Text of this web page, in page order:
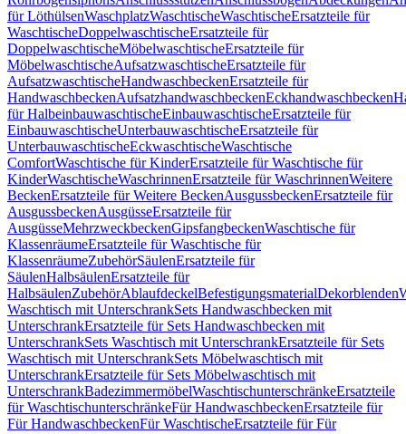
für LöthülsenWaschplatzWaschtischeWaschtischeErsatzteile für
WaschtischeDoppelwaschtischeErsatzteile für
DoppelwaschtischeMöbelwaschtischeErsatzteile für
MöbelwaschtischeAufsatzwaschtischeErsatzteile für
AufsatzwaschtischeHandwaschbeckenErsatzteile für
HandwaschbeckenAufsatzhandwaschbeckenEckhandwaschbecken
für HalbeinbauwaschtischeEinbauwaschtischeErsatzteile für
EinbauwaschtischeUnterbauwaschtischeErsatzteile für
UnterbauwaschtischeEckwaschtischeWaschtische
ComfortWaschtische für KinderErsatzteile für Waschtische für
KinderWaschtischeWaschrinnenErsatzteile für WaschrinnenWeitere
BeckenErsatzteile für Weitere BeckenAusgussbeckenErsatzteile für
AusgussbeckenAusgüsseErsatzteile für
AusgüsseMehrzweckbeckenGipsfangbeckenWaschtische für
KlassenräumeErsatzteile für Waschtische für
KlassenräumeZubehörSäulenErsatzteile für
SäulenHalbsäulenErsatzteile für
HalbsäulenZubehörAblaufdeckelBefestigungsmaterialDekorblenden
Waschtisch mit UnterschrankSets Handwaschbecken mit
UnterschrankErsatzteile für Sets Handwaschbecken mit
UnterschrankSets Waschtisch mit UnterschrankErsatzteile für Sets
Waschtisch mit UnterschrankSets Möbelwaschtisch mit
UnterschrankErsatzteile für Sets Möbelwaschtisch mit
UnterschrankBadezimmermöbelWaschtischunterschränkeErsatzteile
für WaschtischunterschränkeFür HandwaschbeckenErsatzteile für
Für HandwaschbeckenFür WaschtischeErsatzteile für Für